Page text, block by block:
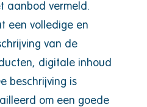
aanbod vermeld.
een volledige en
van de
digitale inhoud
beschrijving is
om een goede